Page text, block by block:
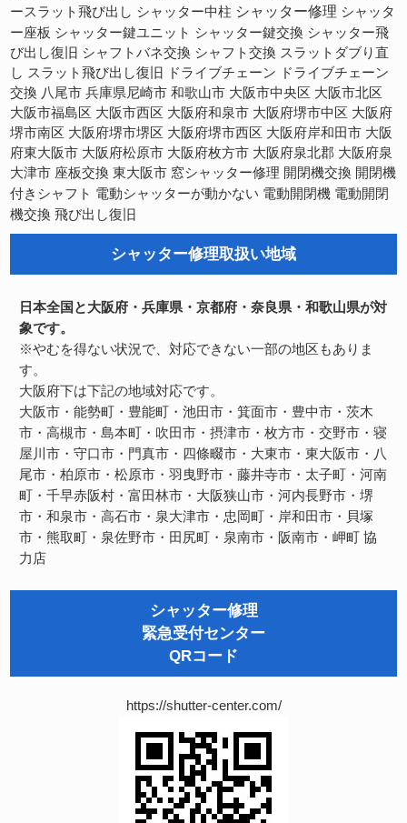
ースラット飛び出し シャッター中柱 シャッター修理 シャッタ
ー座板 シャッター鍵ユニット シャッター鍵交換 シャッター飛
び出し復旧 シャフトバネ交換 シャフト交換 スラットダブり直
し スラット飛び出し復旧 ドライブチェーン
ドライブチェーン
交換 八尾市 兵庫県尼崎市 和歌山市 大阪市中央区 大阪市北区
大阪市福島区 大阪市西区 大阪府和泉市 大阪府堺市中区 大阪府
堺市南区 大阪府堺市堺区 大阪府堺市西区 大阪府岸和田市 大阪
府東大阪市 大阪府松原市 大阪府枚方市 大阪府泉北郡 大阪府泉
大津市 座板交換 東大阪市 窓シャッター修理 開閉機交換 開閉機
付きシャフト 電動シャッターが動かない 電動開閉機 電動開閉
機交換 飛び出し復旧
シャッター修理取扱い地域
日本全国と大阪府・兵庫県・京都府・奈良県・和歌山県が対
象です。
※やむを得ない状況で、対応できない一部の地区もありま
す。
大阪府下は下記の地域対応です。
大阪市・能勢町・豊能町・池田市・箕面市・豊中市・茨木
市・高槻市・島本町・吹田市・摂津市・枚方市・交野市・寝
屋川市・守口市・門真市・四條畷市・大東市・東大阪市・八
尾市・柏原市・松原市・羽曳野市・藤井寺市・太子町・河南
町・千早赤阪村・富田林市・大阪狭山市・河内長野市・堺
市・和泉市・高石市・泉大津市・忠岡町・岸和田市・貝塚
市・熊取町・泉佐野市・田尻町・泉南市・阪南市・岬町協
力店
シャッター修理
緊急受付センター
QRコード
https://shutter-center.com/